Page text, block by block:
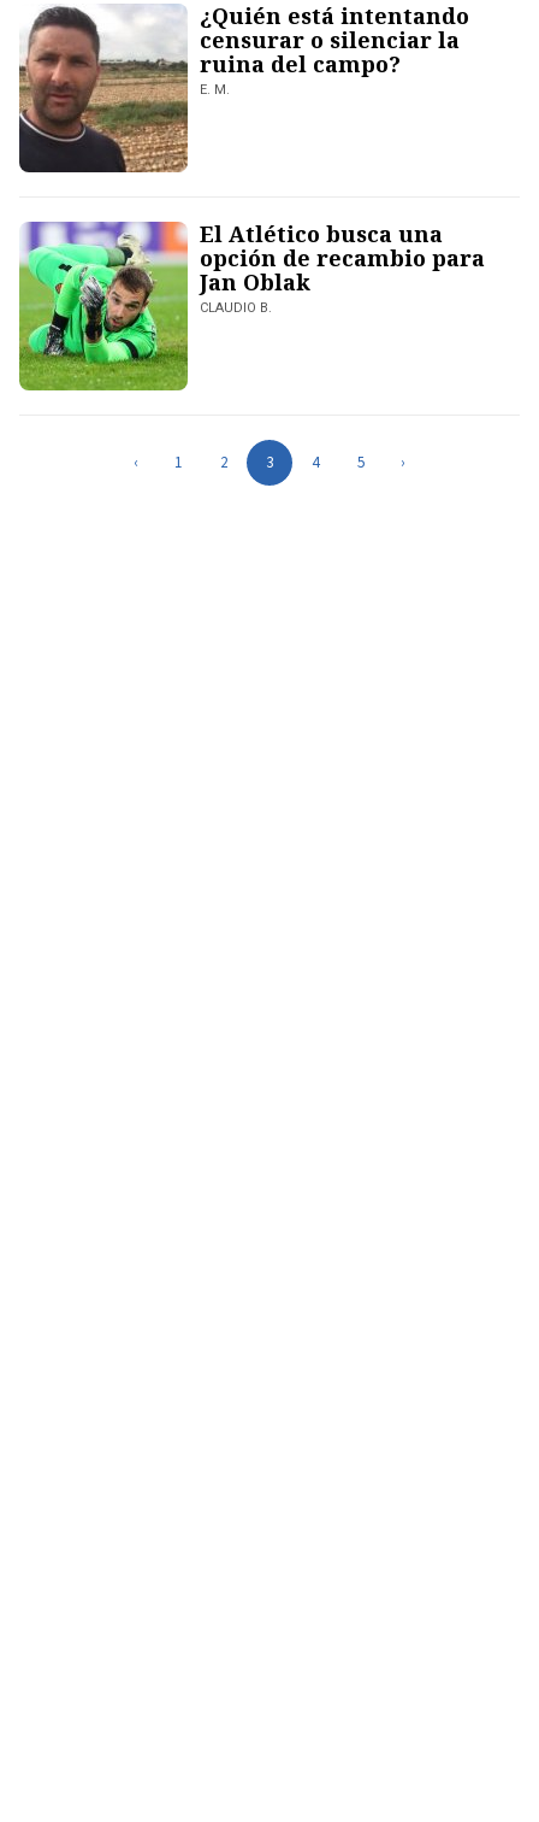
¿Quién está intentando
censurar o silenciar la
ruina del campo?
E. M.
El Atlético busca una
opción de recambio para
Jan Oblak
CLAUDIO B.
‹ 1 2 3 4 5 ›